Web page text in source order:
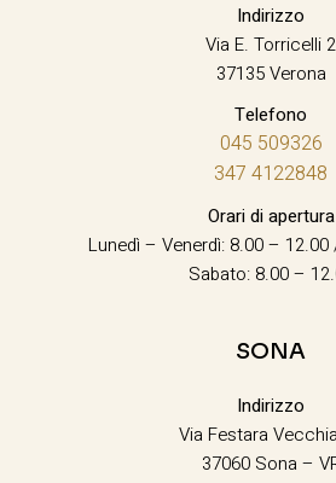
Indirizzo
Via E. Torricelli 2
37135 Verona
Telefono
045 509326
347 4122848
Orari di apertura
Lunedì – Venerdì: 8.00 –
Sabato: 8.00 –
SONA
Indirizzo
Via Festara
37060 Sona –